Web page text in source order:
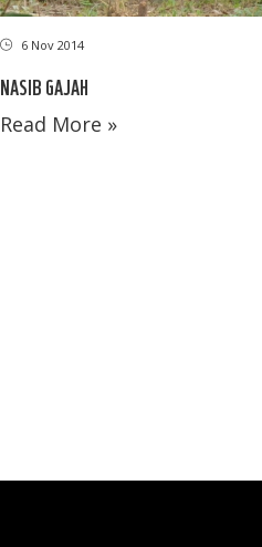
6 Nov 2014
NASIB GAJAH
Read More »